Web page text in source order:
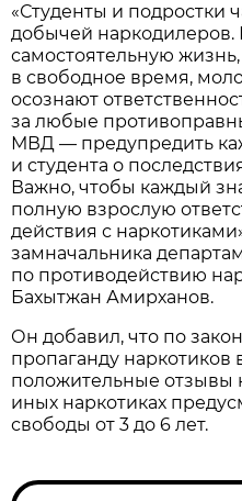
«Студенты и подростки
добычей наркодилеров.
самостоятельную
в свободное время,
осознают
за любые
МВД — предупредить
и студента о
Важно, чтобы каждый
полную взрослую
действия с
замначальника
по противодействию
Бахытжан Амирханов.
Он добавил, что по
пропаганду наркотиков
положительные отзывы
иных наркотиках
свободы от 3 до 6 лет.